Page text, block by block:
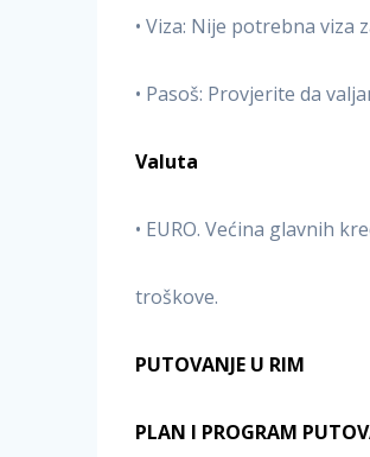
• Viza: Nije potrebna viza
• Pasoš: Provjerite da
Valuta
• EURO. Većina glavnih
troškove.
PUTOVANJE U RIM
PLAN I PROGRAM